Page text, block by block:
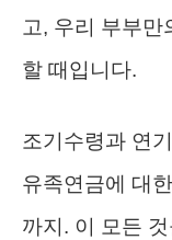
고, 우리 부부
할 때입니다.
조기수령과 연
유족연금에 대
까지. 이 모든